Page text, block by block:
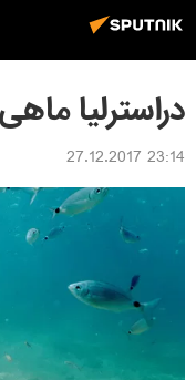
دراسترلیا
23:14 27.12.2017